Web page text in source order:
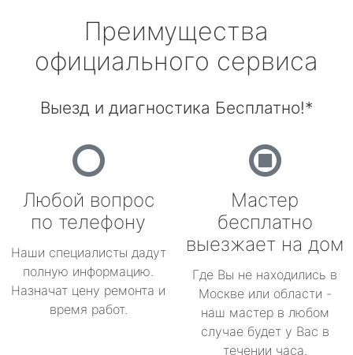
Преимущества
официального сервиса
Выезд и диагностика Бесплатно!*
Любой вопрос
по телефону
Наши специалисты дадут
полную информацию.
Назначат цену ремонта и
время работ.
Мастер
бесплатно
выезжает на дом
Где Вы не находились в
Москве или области -
наш мастер в любом
случае будет у Вас в
течении часа.